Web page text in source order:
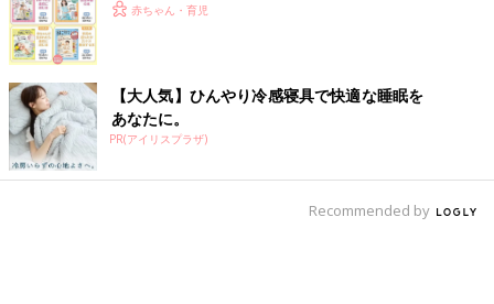
赤ちゃん・育児
【大人気】ひんやり冷感寝具で快適な睡眠を
あなたに。
PR(アイリスプラザ)
Recommended by